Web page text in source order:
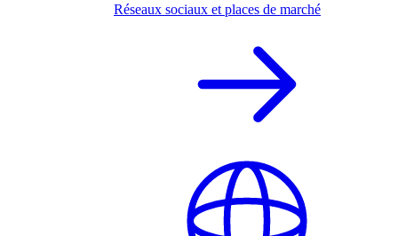
Réseaux sociaux et places de marché